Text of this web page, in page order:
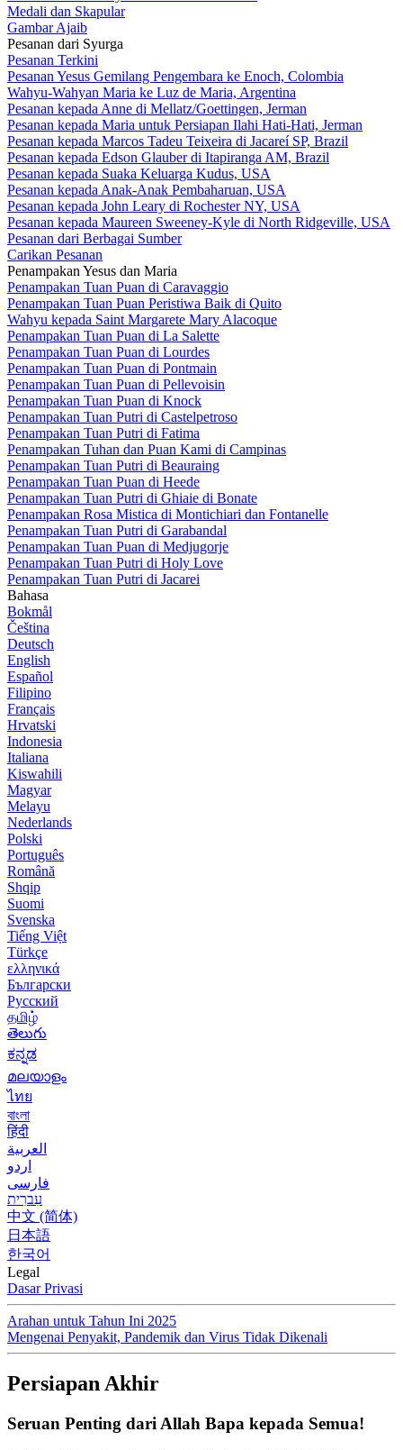
Medali dan Skapular
Gambar Ajaib
Pesanan dari Syurga
Pesanan Terkini
Pesanan Yesus Gemilang Pengembara ke Enoch, Colombia
Wahyu-Wahyan Maria ke Luz de Maria, Argentina
Pesanan kepada Anne di Mellatz/Goettingen, Jerman
Pesanan kepada Maria untuk Persiapan Ilahi Hati-Hati, Jerman
Pesanan kepada Marcos Tadeu Teixeira di Jacareí SP, Brazil
Pesanan kepada Edson Glauber di Itapiranga AM, Brazil
Pesanan kepada Suaka Keluarga Kudus, USA
Pesanan kepada Anak-Anak Pembaharuan, USA
Pesanan kepada John Leary di Rochester NY, USA
Pesanan kepada Maureen Sweeney-Kyle di North Ridgeville, USA
Pesanan dari Berbagai Sumber
Carikan Pesanan
Penampakan Yesus dan Maria
Penampakan Tuan Puan di Caravaggio
Penampakan Tuan Puan Peristiwa Baik di Quito
Wahyu kepada Saint Margarete Mary Alacoque
Penampakan Tuan Puan di La Salette
Penampakan Tuan Puan di Lourdes
Penampakan Tuan Puan di Pontmain
Penampakan Tuan Puan di Pellevoisin
Penampakan Tuan Puan di Knock
Penampakan Tuan Putri di Castelpetroso
Penampakan Tuan Putri di Fatima
Penampakan Tuhan dan Puan Kami di Campinas
Penampakan Tuan Putri di Beauraing
Penampakan Tuan Puan di Heede
Penampakan Tuan Putri di Ghiaie di Bonate
Penampakan Rosa Mistica di Montichiari dan Fontanelle
Penampakan Tuan Putri di Garabandal
Penampakan Tuan Puan di Medjugorje
Penampakan Tuan Putri di Holy Love
Penampakan Tuan Putri di Jacarei
Bahasa
Bokmål
Čeština
Deutsch
English
Español
Filipino
Français
Hrvatski
Indonesia
Italiana
Kiswahili
Magyar
Melayu
Nederlands
Polski
Português
Română
Shqip
Suomi
Svenska
Tiếng Việt
Türkçe
ελληνικά
Български
Русский
தமிழ்
తెలుగు
ಕನ್ನಡ
മലയാളം
ไทย
বাংলা
हिंदी
العربية
اردو
فارسی
עִברִית
中文 (简体)
日本語
한국어
Legal
Dasar Privasi
Arahan untuk Tahun Ini 2025
Mengenai Penyakit, Pandemik dan Virus Tidak Dikenali
Persiapan Akhir
Seruan Penting dari Allah Bapa kepada Semua!